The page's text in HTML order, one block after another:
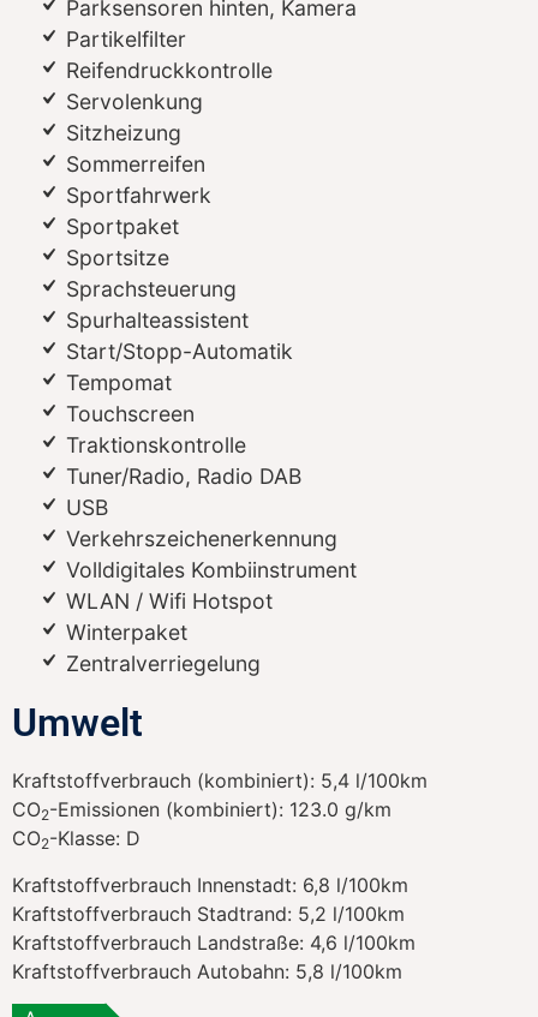
Parksensoren hinten, Kamera
Partikelfilter
Reifendruckkontrolle
Servolenkung
Sitzheizung
Sommerreifen
Sportfahrwerk
Sportpaket
Sportsitze
Sprachsteuerung
Spurhalteassistent
Start/Stopp-Automatik
Tempomat
Touchscreen
Traktionskontrolle
Tuner/Radio, Radio DAB
USB
Verkehrszeichenerkennung
Volldigitales Kombiinstrument
WLAN / Wifi Hotspot
Winterpaket
Zentralverriegelung
Umwelt
Kraftstoffverbrauch (kombiniert): 5,4 l/100km
CO2-Emissionen (kombiniert): 123.0 g/km
CO2-Klasse: D
Kraftstoffverbrauch Innenstadt: 6,8 l/100km
Kraftstoffverbrauch Stadtrand: 5,2 l/100km
Kraftstoffverbrauch Landstraße: 4,6 l/100km
Kraftstoffverbrauch Autobahn: 5,8 l/100km